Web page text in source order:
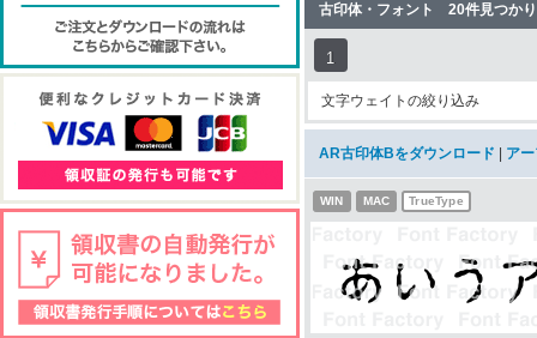
古印体・フォント 20件見つか
1
文字ウェイトの絞り込み
AR古印体Bをダウンロード ア
WIN MAC TrueType